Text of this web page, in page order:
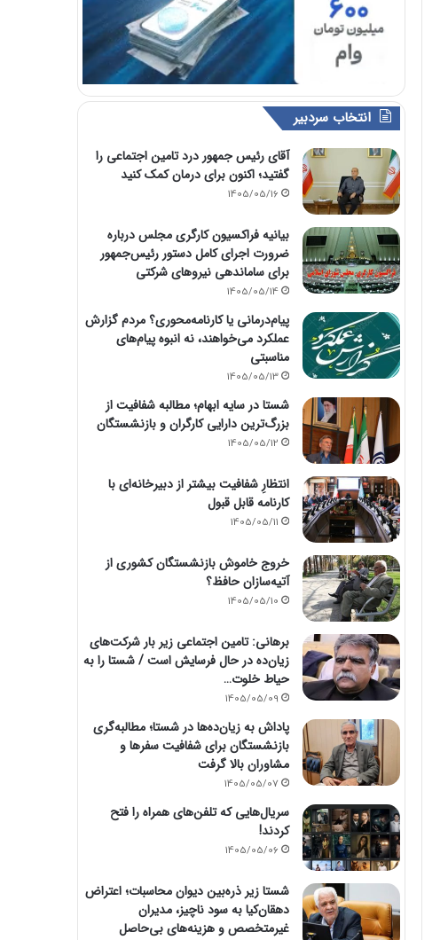
انتخاب سردبیر
آقای رئیس جمهور درد تامین اجتماعی را
گفتید؛ اکنون برای درمان کمک کنید
1405/05/16
بیانیه فراکسیون کارگری مجلس درباره
ضرورت اجرای کامل دستور رئیس‌جمهور
برای ساماندهی نیروهای شرکتی
1405/05/14
پیام‌درمانی یا کارنامه‌محوری؟ مردم گزارش
عملکرد می‌خواهند، نه انبوه پیام‌های
مناسبتی
1405/05/13
شستا در سایه ابهام؛ مطالبه شفافیت از
بزرگ‌ترین دارایی کارگران و بازنشستگان
1405/05/12
انتظارِ شفافیت بیشتر از دبیرخانه‌ای با
کارنامه قابل قبول
1405/05/11
خروج خاموش بازنشستگان کشوری از
آتیه‌سازان حافظ؟
1405/05/10
برهانی: تامین اجتماعی زیر بار شرکت‌های
زیان‌ده در حال فرسایش است / شستا را به
حیاط خلوت…
1405/05/09
پاداش به زیان‌ده‌ها در شستا؛ مطالبه‌گری
بازنشستگان برای شفافیت سفرها و
مشاوران بالا گرفت
1405/05/07
سریال‌هایی که تلفن‌های همراه را فتح
کردند!
1405/05/06
شستا زیر ذره‌بین دیوان محاسبات؛ اعتراض
دهقان‌کیا به سود ناچیز، مدیران
غیرمتخصص و هزینه‌های بی‌حاصل